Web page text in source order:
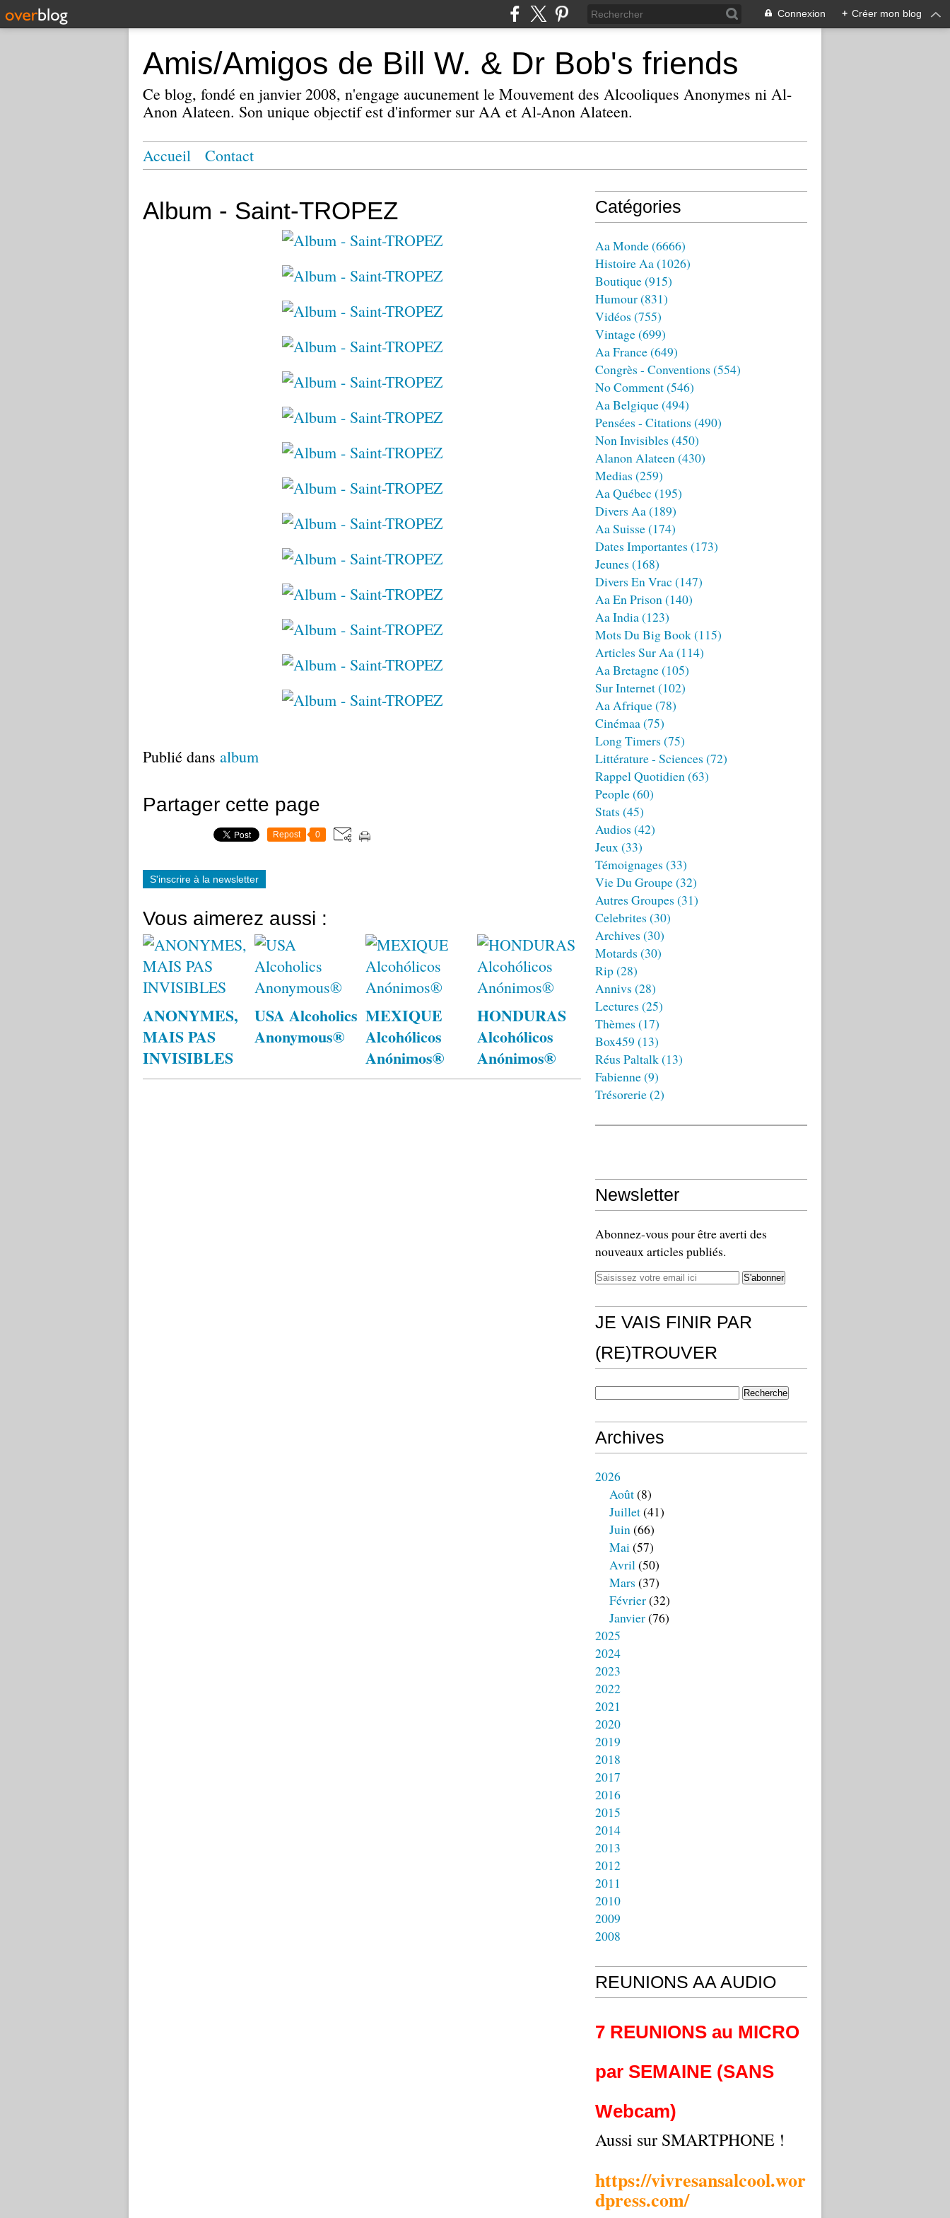
Connexion + Créer mon blog
Amis/Amigos de Bill W. & Dr Bob's friends
Ce blog, fondé en janvier 2008, n'engage aucunement le Mouvement des Alcooliques Anonymes ni Al-
Anon Alateen. Son unique objectif est d'informer sur AA et Al-Anon Alateen.
Accueil Contact
Album - Saint-TROPEZ
Publié dans album
Partager cette page
Repost 0
S'inscrire à la newsletter
Vous aimerez aussi :
ANONYMES,
MAIS PAS
INVISIBLES
USA Alcoholics
Anonymous®
MEXIQUE
Alcohólicos
Anónimos®
HONDURAS
Alcohólicos
Anónimos®
Catégories
Aa Monde(6666)
Histoire Aa(1026)
Boutique(915)
Humour(831)
Vidéos (755)
Vintage(699)
Aa France(649)
Congrès - Conventions (554)
No Comment(546)
Aa Belgique(494)
Pensées - Citations (490)
Non Invisibles (450)
Alanon Alateen(430)
Medias (259)
Aa Québec (195)
Divers Aa(189)
Aa Suisse(174)
Dates Importantes (173)
Jeunes (168)
Divers En Vrac (147)
Aa En Prison(140)
Aa India(123)
Mots Du Big Book(115)
Articles Sur Aa(114)
Aa Bretagne(105)
Sur Internet(102)
Aa Afrique(78)
Cinémaa(75)
Long Timers (75)
Littérature - Sciences (72)
Rappel Quotidien(63)
People(60)
Stats (45)
Audios (42)
Jeux(33)
Témoignages (33)
Vie Du Groupe(32)
Autres Groupes (31)
Celebrites (30)
Archives (30)
Motards (30)
Rip(28)
Annivs (28)
Lectures (25)
Thèmes (17)
Box459 (13)
Réus Paltalk(13)
Fabienne(9)
Trésorerie(2)
Newsletter
Abonnez-vous pour être averti des
nouveaux articles publiés.
JE VAIS FINIR PAR
(RE)TROUVER
Archives
2026
Août(8)
Juillet(41)
Juin(66)
Mai(57)
Avril(50)
Mars (37)
Février(32)
Janvier(76)
2025
2024
2023
2022
2021
2020
2019
2018
2017
2016
2015
2014
2013
2012
2011
2010
2009
2008
REUNIONS AA AUDIO
7 REUNIONS au MICRO
par SEMAINE (SANS
Webcam)
Aussi sur SMARTPHONE !
https://vivresansalcool.wor
dpress.com/